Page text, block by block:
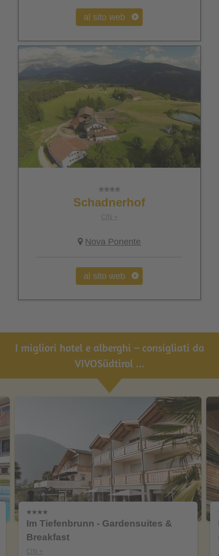
al sito web
Schadnerhof
CIN +
Nova Ponente
al sito web
I migliori hotel e alberghi – consigliati da
VIVOSüdtirol ...
Im Tiefenbrunn - Gardensuites &
Breakfast
CIN +